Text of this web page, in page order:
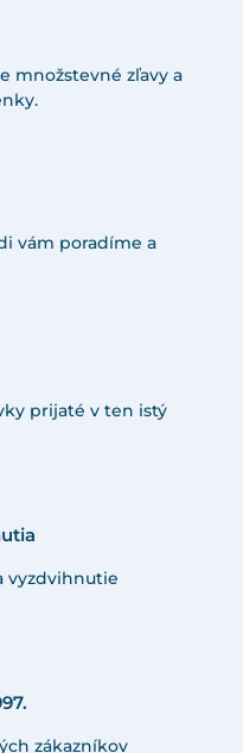
množstevné zľavy a
vám poradíme a
prijaté v ten istý
vyzdvihnutie
zákazníkov